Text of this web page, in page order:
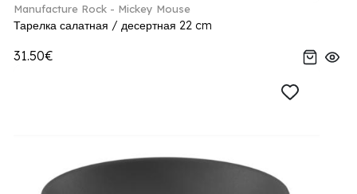
Manufacture Rock - Mickey Mouse
Тарелка салатная / десертная 22 cm
31.50€